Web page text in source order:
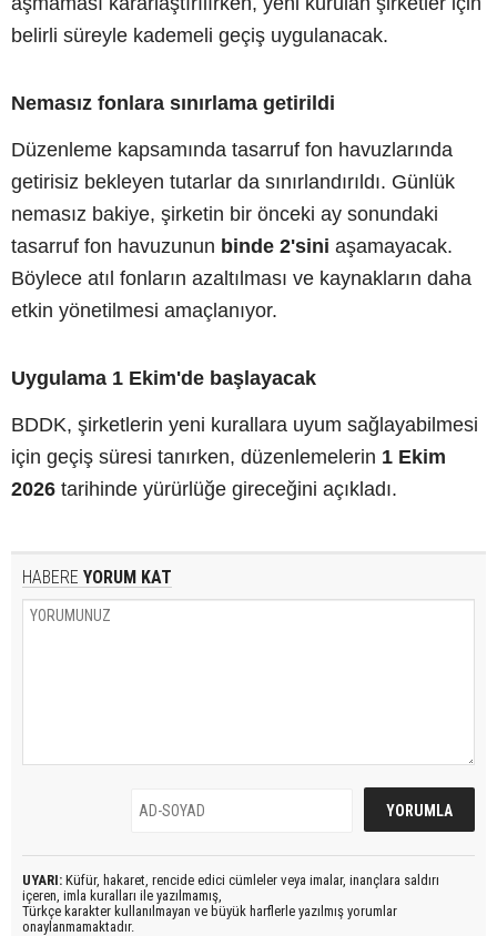
belirli süreyle kademeli geçiş uygulanacak.
Nemasız fonlara sınırlama getirildi
Düzenleme kapsamında tasarruf fon havuzlarında
getirisiz bekleyen tutarlar da sınırlandırıldı. Günlük
nemasız bakiye, şirketin bir önceki ay sonundaki
tasarruf fon havuzunun binde 2'sini aşamayacak.
Böylece atıl fonların azaltılması ve kaynakların daha
etkin yönetilmesi amaçlanıyor.
Uygulama 1 Ekim'de başlayacak
BDDK, şirketlerin yeni kurallara uyum sağlayabilmesi
için geçiş süresi tanırken, düzenlemelerin 1 Ekim
2026 tarihinde yürürlüğe gireceğini açıkladı.
HABERE YORUM KAT
UYARI: Küfür, hakaret, rencide edici cümleler veya imalar, inançlara saldırı
içeren, imla kuralları ile yazılmamış,
Türkçe karakter kullanılmayan ve büyük harflerle yazılmış yorumlar
onaylanmamaktadır.